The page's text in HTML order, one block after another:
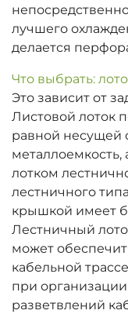
лучшего
делается
Что выбрать:
Это зависит от
Листовой лоток
равной несущей
металлоемкость,
лотком
лестничного
крышкой имеет
Лестничный
может
кабельной
при
разветвлений